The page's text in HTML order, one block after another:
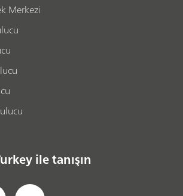
Merkezi
ile tanışın